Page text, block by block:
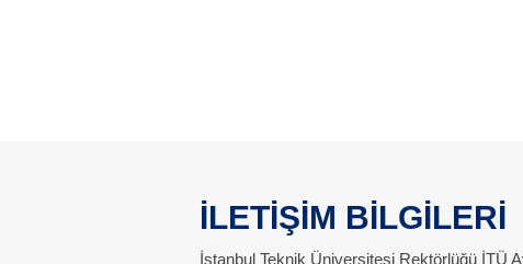
İLETİŞİM BİLGİLERİ
İstanbul Teknik Üniversitesi Rektörlüğü İTÜ